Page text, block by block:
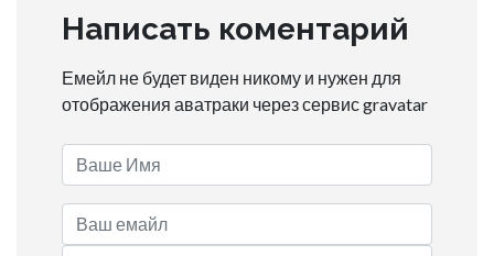
Написать коментарий
Емейл не будет виден никому и нужен для
отображения аватраки через сервис gravatar